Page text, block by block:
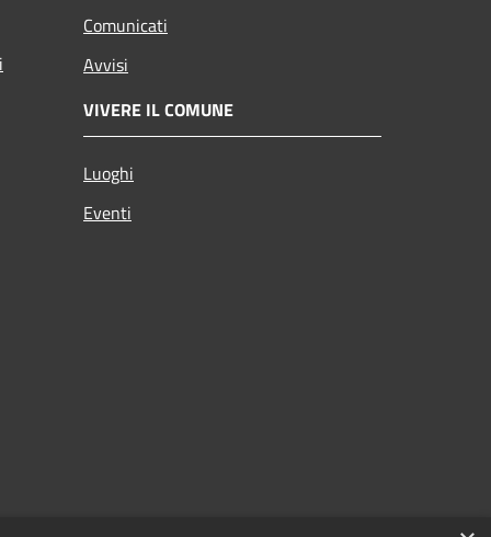
Comunicati
Avvisi
VIVERE IL COMUNE
Luoghi
Eventi